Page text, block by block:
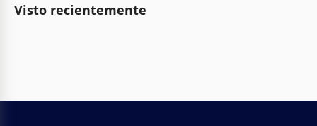
Visto recientemente